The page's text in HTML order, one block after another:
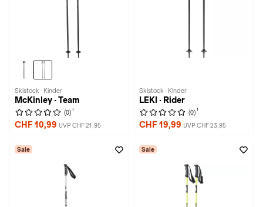
Skistock · Kinder
McKinley · Team
(0) 1
CHF 10,99 UVP CHF 21,95
Skistock · Kinder
LEKI · Rider
(0) 1
CHF 19,99 UVP CHF 23,95
Sale Sale